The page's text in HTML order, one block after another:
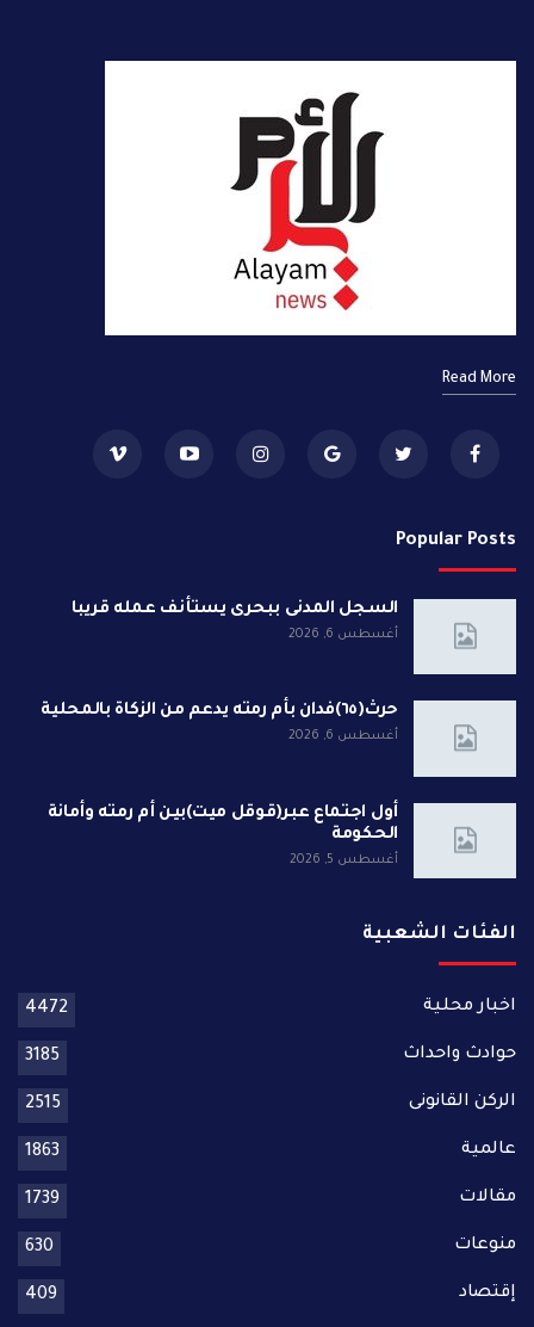
Read More
Popular Posts
السجل المدنى ببحرى يستأنف عمله قريبا
أغسطس 6, 2026
حرث(٦٥)فدان بأم رمته يدعم من الزكاة بالمحلية
أغسطس 6, 2026
أول اجتماع عبر(قوقل ميت)بين أم رمته وأمانة
الحكومة
أغسطس 5, 2026
الفئات الشعبية
اخبار محلية 4472
حوادث واحداث 3185
الركن القانونى 2515
عالمية 1863
مقالات 1739
منوعات 630
إقتصاد 409